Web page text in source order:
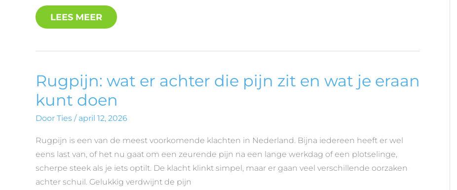
LEES MEER
Rugpijn: wat er achter die pijn zit en wat je eraan
kunt doen
Door Ties / april 12, 2026
Rugpijn is een van de meest voorkomende klachten in Nederland. Bijna iedereen heeft er wel
eens last van, of het nu gaat om een zeurende pijn na een lange werkdag of een plotselinge,
scherpe steek als je iets optilt. De klacht klinkt simpel, maar er gaan veel verschillende oorzaken
achter schuil. Gelukkig verdwijnt de pijn
RUGPIJN:
WAT
ER
ACHTER
DIE
PIJN
WAT
JE
ERAAN
KUNT
DOEN